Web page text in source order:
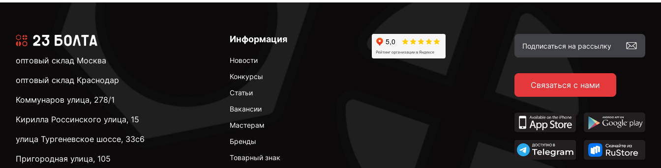
Информация
Новости
Конкурсы
Статьи
Вакансии
Мастерам
Бренды
Товарный знак
Связаться с нами
оптовый склад Москва
оптовый склад Краснодар
Коммунаров улица, 278/1
Кирилла Россинского улица, 15
улица Тургеневское шоссе, 33с6
Пригородная улица, 105